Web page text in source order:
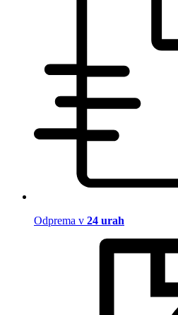
Odprema v 24 urah